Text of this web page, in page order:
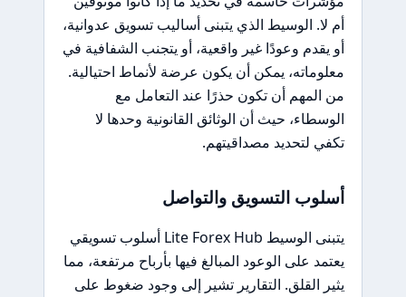
أم لا. الوسيط الذي يتبنى أساليب تسويق عدوانية،
أو يقدم وعودًا غير واقعية، أو يتجنب الشفافية في
معلوماته، يمكن أن يكون عرضة لأنماط احتيالية.
من المهم أن تكون حذرًا عند التعامل مع
الوسطاء، حيث أن الوثائق القانونية وحدها لا
تكفي لتحديد مصداقيتهم.
أسلوب التسويق والتواصل
يتبنى الوسيط Lite Forex Hub أسلوب تسويقي
يعتمد على الوعود المبالغ فيها بأرباح مرتفعة، مما
يثير القلق. التقارير تشير إلى وجود ضغوط على